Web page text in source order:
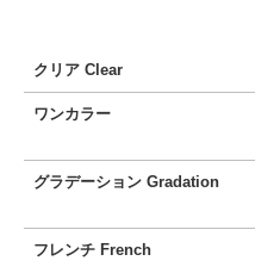
クリア Clear
ワンカラー
グラデーション Gradation
フレンチ French